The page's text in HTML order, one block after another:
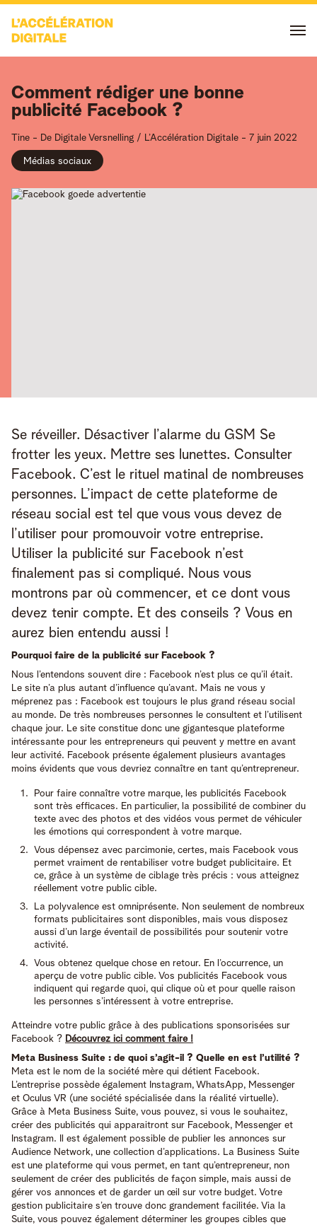
Comment rédiger une bonne
publicité Facebook ?
Tine - De Digitale Versnelling / L’Accélération Digitale - 7 juin 2022
Médias sociaux
Se réveiller. Désactiver l’alarme du GSM Se
frotter les yeux. Mettre ses lunettes. Consulter
Facebook. C’est le rituel matinal de nombreuses
personnes. L’impact de cette plateforme de
réseau social est tel que vous vous devez de
l’utiliser pour promouvoir votre entreprise.
Utiliser la publicité sur Facebook n’est
finalement pas si compliqué. Nous vous
montrons par où commencer, et ce dont vous
devez tenir compte. Et des conseils ? Vous en
aurez bien entendu aussi !
Pourquoi faire de la publicité sur Facebook ?
Nous l’entendons souvent dire : Facebook n’est plus ce qu’il était.
Le site n’a plus autant d’influence qu’avant. Mais ne vous y
méprenez pas : Facebook est toujours le plus grand réseau social
au monde. De très nombreuses personnes le consultent et l’utilisent
chaque jour. Le site constitue donc une gigantesque plateforme
intéressante pour les entrepreneurs qui peuvent y mettre en avant
leur activité. Facebook présente également plusieurs avantages
moins évidents que vous devriez connaître en tant qu’entrepreneur.
Pour faire connaître votre marque, les publicités Facebook
sont très efficaces. En particulier, la possibilité de combiner du
texte avec des photos et des vidéos vous permet de véhiculer
les émotions qui correspondent à votre marque.
Vous dépensez avec parcimonie, certes, mais Facebook vous
permet vraiment de rentabiliser votre budget publicitaire. Et
ce, grâce à un système de ciblage très précis : vous atteignez
réellement votre public cible.
La polyvalence est omniprésente. Non seulement de nombreux
formats publicitaires sont disponibles, mais vous disposez
aussi d’un large éventail de possibilités pour soutenir votre
activité.
Vous obtenez quelque chose en retour. En l’occurrence, un
aperçu de votre public cible. Vos publicités Facebook vous
indiquent qui regarde quoi, qui clique où et pour quelle raison
les personnes s’intéressent à votre entreprise.
Atteindre votre public grâce à des publications sponsorisées sur
Facebook ? Découvrez ici comment faire !
Meta Business Suite : de quoi s’agit-il ? Quelle en est l’utilité ?
Meta est le nom de la société mère qui détient Facebook.
L’entreprise possède également Instagram, WhatsApp, Messenger
et Oculus VR (une société spécialisée dans la réalité virtuelle).
Grâce à Meta Business Suite, vous pouvez, si vous le souhaitez,
créer des publicités qui apparaitront sur Facebook, Messenger et
Instagram. Il est également possible de publier les annonces sur
Audience Network, une collection d’applications. La Business Suite
est une plateforme qui vous permet, en tant qu’entrepreneur, non
seulement de créer des publicités de façon simple, mais aussi de
gérer vos annonces et de garder un œil sur votre budget. Votre
gestion publicitaire s’en trouve donc grandement facilitée. Via la
Suite, vous pouvez également déterminer les groupes cibles que